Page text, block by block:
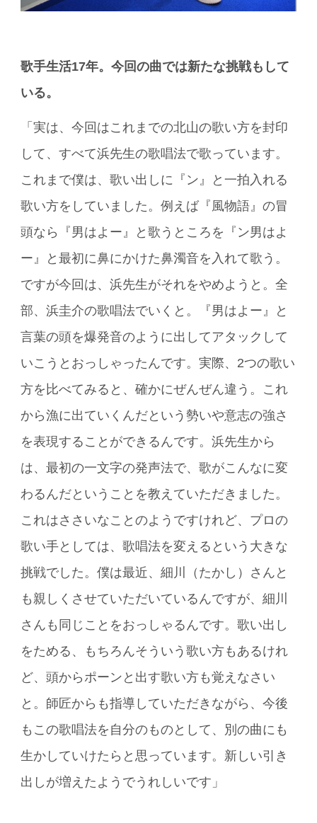
歌手生活17年。今回の曲では新たな挑戦もして
いる。
「実は、今回はこれまでの北山の歌い方を封印
して、すべて浜先生の歌唱法で歌っています。
これまで僕は、歌い出しに『ン』と一拍入れる
歌い方をしていました。例えば『風物語』の冒
頭なら『男はよー』と歌うところを『ン男はよ
ー』と最初に鼻にかけた鼻濁音を入れて歌う。
ですが今回は、浜先生がそれをやめようと。全
部、浜圭介の歌唱法でいくと。『男はよー』と
言葉の頭を爆発音のように出してアタックして
いこうとおっしゃったんです。実際、2つの歌い
方を比べてみると、確かにぜんぜん違う。これ
から漁に出ていくんだという勢いや意志の強さ
を表現することができるんです。浜先生から
は、最初の一文字の発声法で、歌がこんなに変
わるんだということを教えていただきました。
これはささいなことのようですけれど、プロの
歌い手としては、歌唱法を変えるという大きな
挑戦でした。僕は最近、細川（たかし）さんと
も親しくさせていただいているんですが、細川
さんも同じことをおっしゃるんです。歌い出し
をためる、もちろんそういう歌い方もあるけれ
ど、頭からポーンと出す歌い方も覚えなさい
と。師匠からも指導していただきながら、今後
もこの歌唱法を自分のものとして、別の曲にも
生かしていけたらと思っています。新しい引き
出しが増えたようでうれしいです」